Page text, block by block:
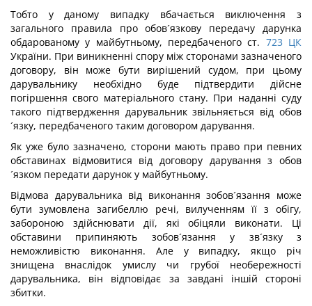
Тобто у даному випадку вбачається виключення з
загального правила про обов´язкову передачу дарунка
обдарованому у майбутньому, передбаченого ст. 723 ЦК
України. При виникненні спору між сторонами зазначеного
договору, він може бути вирішений судом, при цьому
дарувальнику необхідно буде підтвердити дійсне
погіршення свого матеріального стану. При наданні суду
такого підтвердження дарувальник звільняється від обов
´язку, передбаченого таким договором дарування.
Як уже було зазначено, сторони мають право при певних
обставинах відмовитися від договору дарування з обов
´язком передати дарунок у майбутньому.
Відмова дарувальника від виконання зобов´язання може
бути зумовлена загибеллю речі, вилученням її з обігу,
забороною здійснювати дії, які обіцяли виконати. Ці
обставини припиняють зобов´язання у зв´язку з
неможливістю виконання. Але у випадку, якщо річ
знищена внаслідок умислу чи грубої необережності
дарувальника, він відповідає за завдані іншій стороні
збитки.